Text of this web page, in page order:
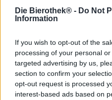
Die Bierothek® - Do Not
Information
If you wish to opt-out of the
processing of your personal
targeted advertising by us,
section to confirm your
opt-out request is processed
interest-based ads based on
Die
€
-
1 St. - €